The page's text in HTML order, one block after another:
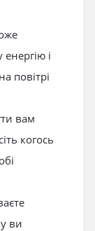
і
повітрі
вам
когось
ви